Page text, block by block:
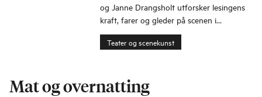
og Janne Drangsholt utforsker lesingens
kraft, farer og gleder på scenen i
Tysværtunet.
Teater og scenekunst
Mat og overnatting